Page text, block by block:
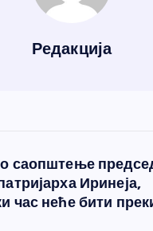
Редакција
саопштење
Иринеја,
час неће бити